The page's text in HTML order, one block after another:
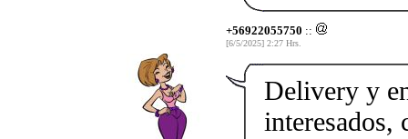
+56922055750 ::
[6/5/2025] 2:27 Hrs.
Delivery y
interesados,